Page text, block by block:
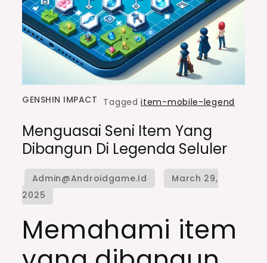
GENSHIN IMPACT Taggeditem-mobile-legend
Menguasai Seni Item Yang
Dibangun Di Legenda Seluler
Memahami item